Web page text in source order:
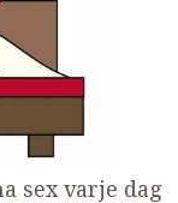
sex varje dag